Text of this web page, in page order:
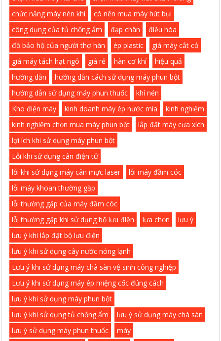
chức năng máy nén khí
có nên mua máy hút bụi
công dụng của tủ chống ẩm
đạp chân
điều hòa
đồ bảo hộ của người thợ hàn
ép plastic
giá máy cắt cỏ
giá máy tách hạt ngô
giá rẻ hàn cơ khí
hiệu quả
hướng dẫn
hướng dẫn cách sử dụng máy phun bột
hướng dẫn sử dụng máy phun thuốc
khí nén
Kho điện máy
kinh doanh máy ép nước mía
kinh nghiệm
kinh nghiệm chọn mua máy phun bột
lắp đặt máy cưa xích
lợi ích khi sử dụng máy phun bột
Lỗi khi sử dụng cân điện tử
lỗi khi sử dụng máy cân mực laser
lỗi máy đầm cóc
lỗi máy khoan thường gặp
lỗi thường gặp của máy đầm cóc
lỗi thường gặp khi sử dụng bộ lưu điện
lựa chọn
lưu ý
lưu ý khi lắp đặt bộ lưu điện
lưu ý khi sử dụng cây nước nóng lạnh
Lưu ý khi sử dụng máy chà sàn vệ sinh công nghiệp
Lưu ý khi sử dụng máy ép miệng cốc đúng cách
lưu ý khi sử dụng máy phun bột
lưu ý khi sử dụng tủ chống ẩm
lưu ý sử dụng máy chà sàn
lưu ý sử dụng máy phun thuốc
máy